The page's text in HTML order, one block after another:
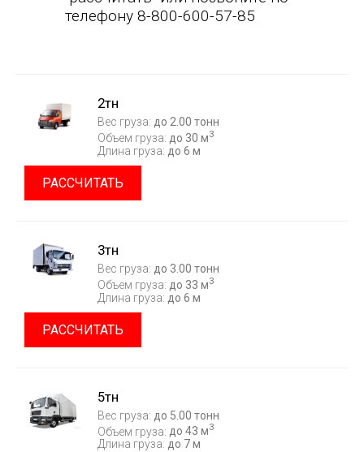
телефону 8-800-600-57-85
2тн
Вес груза: до 2.00 тонн
Объем груза: до 30 м3
Длина груза: до 6 м
РАССЧИТАТЬ
3тн
Вес груза: до 3.00 тонн
Объем груза: до 33 м3
Длина груза: до 6 м
РАССЧИТАТЬ
5тн
Вес груза: до 5.00 тонн
Объем груза: до 43 м3
Длина груза: до 7 м